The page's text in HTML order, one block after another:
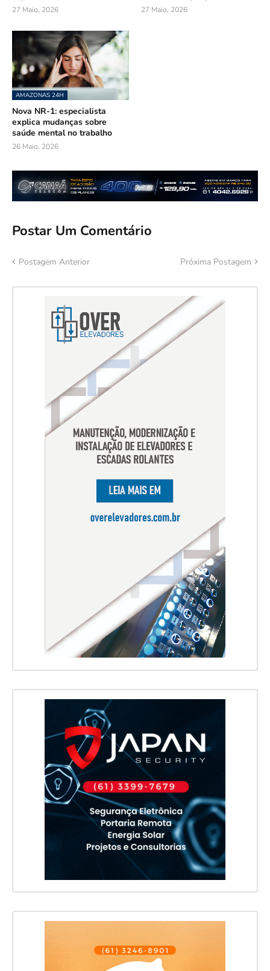
27 Maio, 2026 27 Maio, 2026
AMAZONAS 24H
Nova NR-1: especialista
explica mudanças sobre
saúde mental no trabalho
26 Maio, 2026
Postar Um Comentário
Postagem Anterior Próxima Postagem